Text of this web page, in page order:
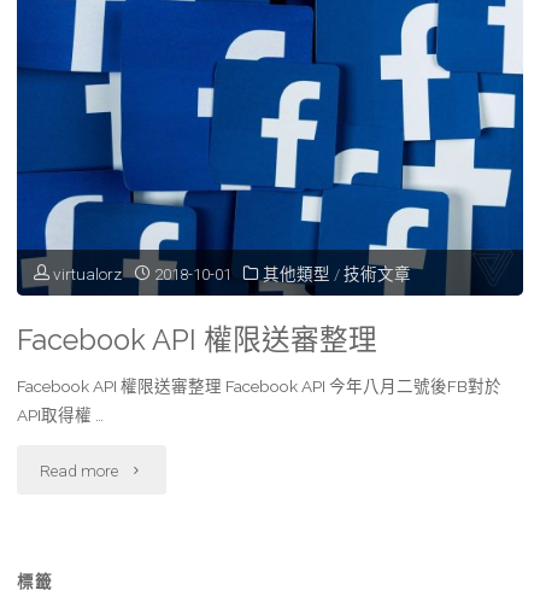
易
案
例
說
virtualorz 2018-10-01 其他類型 / 技術文章
Facebook API 權限送審整理
Facebook API 權限送審整理 Facebook API 今年八月二號後FB對於
API取得權 …
Read more "Facebook
標籤